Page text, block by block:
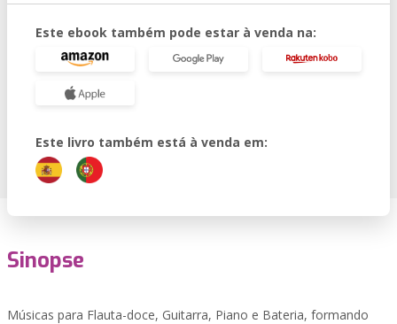
Este ebook também pode estar à venda na:
Este livro também está à venda em:
Sinopse
Músicas para Flauta-doce, Guitarra, Piano e Bateria, formando